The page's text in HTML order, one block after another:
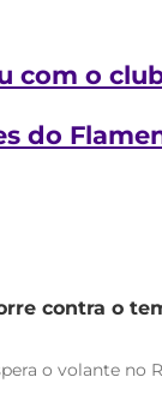
com o
do
contra o
o volante no